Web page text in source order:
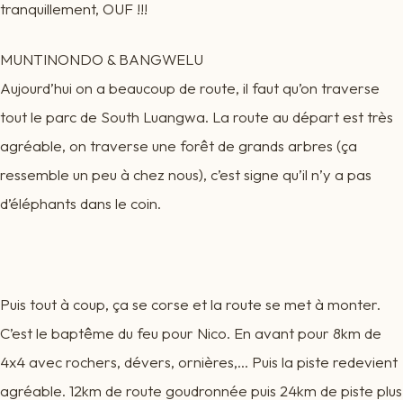
tranquillement, OUF !!!
MUNTINONDO & BANGWELU
Aujourd’hui on a beaucoup de route, il faut qu’on traverse
tout le parc de South Luangwa. La route au départ est très
agréable, on traverse une forêt de grands arbres (ça
ressemble un peu à chez nous), c’est signe qu’il n’y a pas
d’éléphants dans le coin.
Puis tout à coup, ça se corse et la route se met à monter.
C’est le baptême du feu pour Nico. En avant pour 8km de
4x4 avec rochers, dévers, ornières,… Puis la piste redevient
agréable. 12km de route goudronnée puis 24km de piste plus